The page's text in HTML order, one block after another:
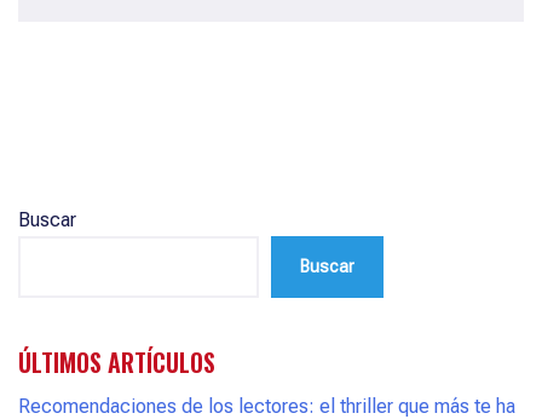
Buscar
Buscar
ÚLTIMOS ARTÍCULOS
Recomendaciones de los lectores: el thriller que más te ha